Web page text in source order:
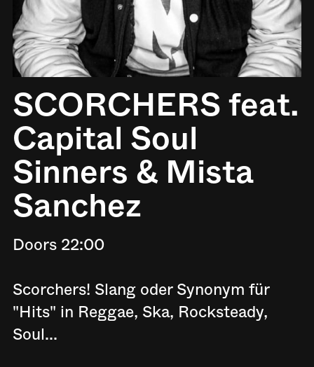
SCORCHERS feat.
Capital Soul
Sinners & Mista
Sanchez
Doors 22:00
Scorchers! Slang oder Synonym für
"Hits" in Reggae, Ska, Rocksteady,
Soul...